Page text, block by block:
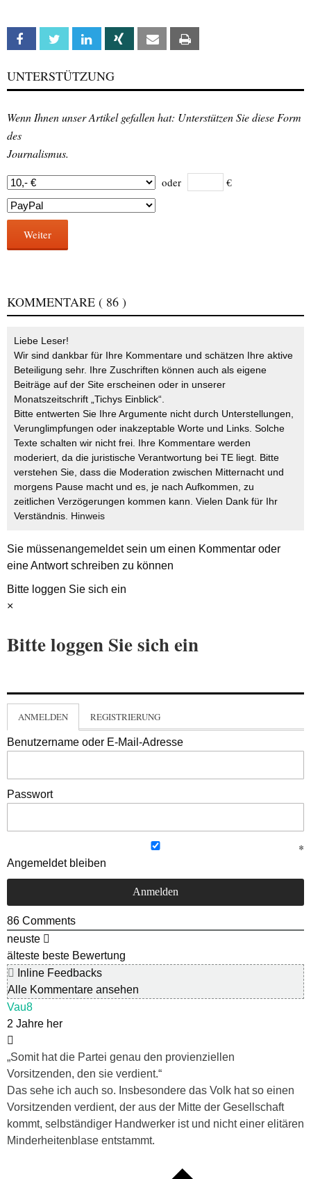
Facebook Twitter Linkedin Xing Email
UNTERSTÜTZUNG
Wenn Ihnen unser Artikel gefallen hat: Unterstützen Sie diese Form
des
Journalismus.
oder €
Weiter
KOMMENTARE ( 86 )
Liebe Leser!
Wir sind dankbar für Ihre Kommentare und schätzen Ihre aktive
Beteiligung sehr. Ihre Zuschriften können auch als eigene
Beiträge auf der Site erscheinen oder in unserer
Monatszeitschrift „Tichys Einblick“.
Bitte entwerten Sie Ihre Argumente nicht durch Unterstellungen,
Verunglimpfungen oder inakzeptable Worte und Links. Solche
Texte schalten wir nicht frei. Ihre Kommentare werden
moderiert, da die juristische Verantwortung bei TE liegt. Bitte
verstehen Sie, dass die Moderation zwischen Mitternacht und
morgens Pause macht und es, je nach Aufkommen, zu
zeitlichen Verzögerungen kommen kann. Vielen Dank für Ihr
Verständnis. Hinweis
Sie müssenangemeldetsein um einen Kommentar oder
eine Antwort schreiben zu können
Bitte loggen Sie sich ein
×
Bitte loggen Sie sich ein
ANMELDEN REGISTRIERUNG
Benutzername oder E-Mail-Adresse
Passwort
Angemeldet bleiben
86 Comments
neuste
älteste beste Bewertung
Inline Feedbacks
Alle Kommentare ansehen
Vau8
2 Jahre her
„Somit hat die Partei genau den provienziellen
Vorsitzenden, den sie verdient.“
Das sehe ich auch so. Insbesondere das Volk hat so einen
Vorsitzenden verdient, der aus der Mitte der Gesellschaft
kommt, selbständiger Handwerker ist und nicht einer elitären
Minderheitenblase entstammt.